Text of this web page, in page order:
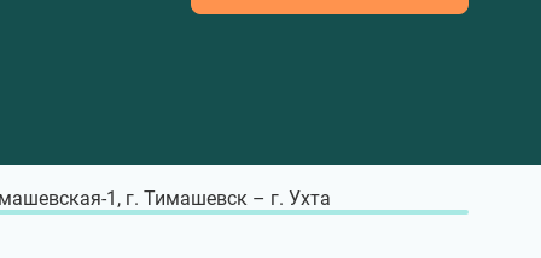
1, г. Тимашевск – г. Ухта